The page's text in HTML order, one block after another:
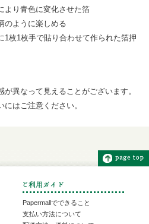
より青色に変化させた箔
のように楽しめる
1枚1枚手で貼り合わせて作られた箔押
が異なって見えることがございます。
にはご注意ください。
Papermallでできること
支払い方法について